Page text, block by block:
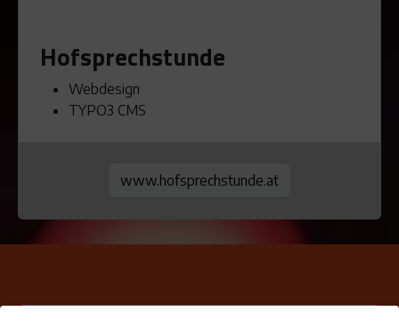
Hofsprechstunde
Webdesign
TYPO3 CMS
www.hofsprechstunde.at